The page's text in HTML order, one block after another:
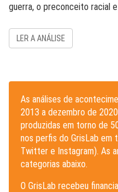
guerra, o preconceito racial
LER A ANÁLISE
As análises de
2013 a dezembro de
produzidas em torno de
nos perfis do GrisLab em
Twitter e Instagram). As
categorias abaixo.
O GrisLab recebeu